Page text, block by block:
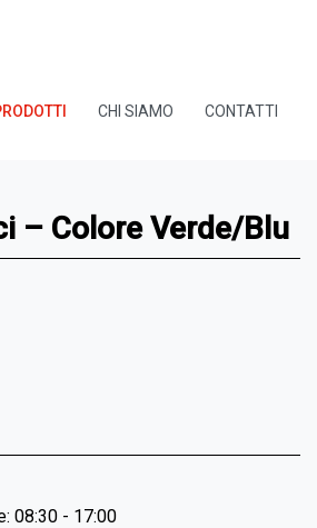
CHI SIAMO CONTATTI
– Colore Verde/Blu
08:30 - 17:00